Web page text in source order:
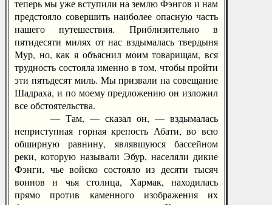
теперь мы уже вступили на землю Фэнгов и нам
предстояло совершить наиболее опасную часть
нашего путешествия. Приблизительно в
пятидесяти милях от нас вздымалась твердыня
Мур, но, как я объяснил моим товарищам, вся
трудность состояла именно в том, чтобы пройти
эти пятьдесят миль. Мы призвали на совещание
Шадраха, и по моему предложению он изложил
все обстоятельства.
— Там, — сказал он, — вздымалась
неприступная горная крепость Абати, во всю
обширную равнину, являвшуюся бассейном
реки, которую называли Эбур, населяли дикие
Фэнги, чье войско состояло из десяти тысяч
воинов и чья столица, Хармак, находилась
прямо против каменного изображения их